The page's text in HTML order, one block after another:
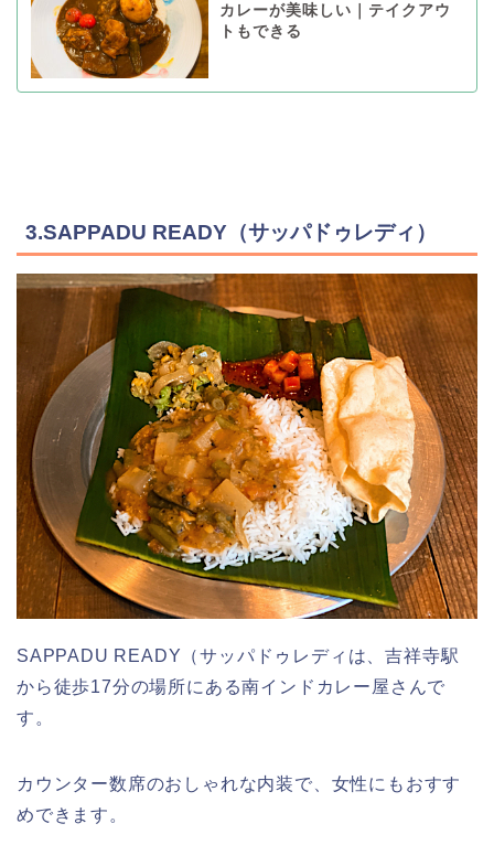
カレーが美味しい｜テイクアウ
トもできる
3.SAPPADU READY（サッパドゥレディ）
SAPPADU READY（サッパドゥレディは、吉祥寺駅
から徒歩17分の場所にある南インドカレー屋さんで
す。
カウンター数席のおしゃれな内装で、女性にもおすす
めできます。